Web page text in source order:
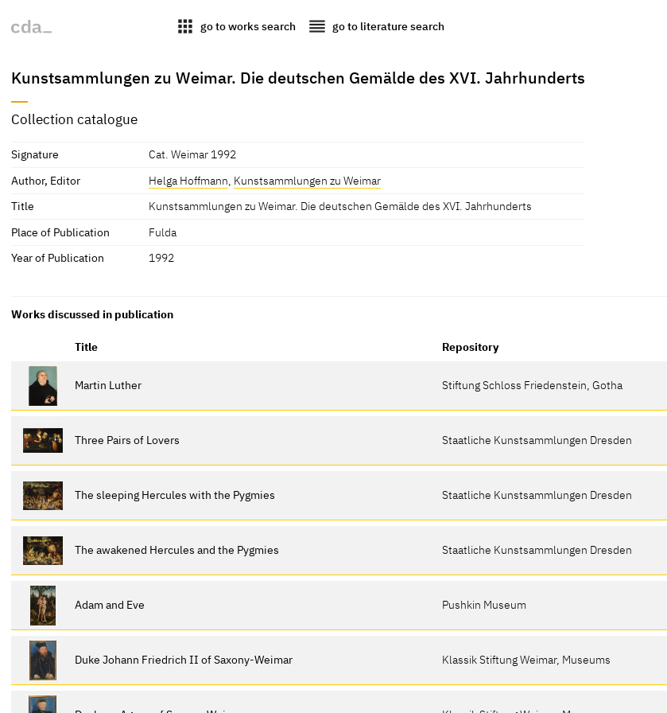
apps go to works search reorder go to literature search
Kunstsammlungen zu Weimar. Die deutschen Gemälde des XVI. Jahrhunderts
Collection catalogue
Signature
Cat. Weimar 1992
Author, Editor
Helga Hoffmann, Kunstsammlungen zu Weimar
Title
Kunstsammlungen zu Weimar. Die deutschen Gemälde des XVI. Jahrhunderts
Place of Publication
Fulda
Year of Publication
1992
Works discussed in publication
Title Repository
Martin Luther Stiftung Schloss Friedenstein, Gotha
Three Pairs of Lovers Staatliche Kunstsammlungen Dresden
The sleeping Hercules with the Pygmies Staatliche Kunstsammlungen Dresden
The awakened Hercules and the Pygmies Staatliche Kunstsammlungen Dresden
Adam and Eve Pushkin Museum
Duke Johann Friedrich II of Saxony-Weimar Klassik Stiftung Weimar, Museums